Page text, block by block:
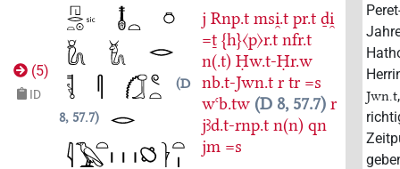
(5)
ID
D
8, 57.7
j Rnp.t msi̯.t pr.t ḏi̯
=ṯ {h}〈p〉r.t nfr.t
n(.t) Ḥw.t-Ḥr.w
nb.t-Jwn.t r tr =s
wꜥb.tw D 8, 57.7 r
jꜣd.t-rnp.t n(n) qn
jm =s
Jwn.t